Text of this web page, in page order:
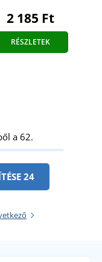
2 185 Ft
RÉSZLETEK
a 62.
24